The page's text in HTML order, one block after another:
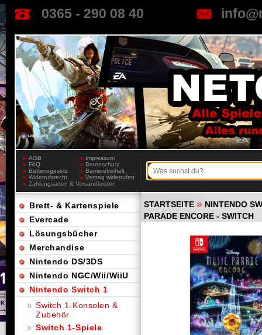
0365 - 290 08 40
AGB
Impressum
FAQ
Datenschutz
Batteriegesetz
Barrierefreiheit
Widerrufsrecht
Vertrag widerrufen
Zahlungsarten & Versandkosten
STARTSEITE » NINTENDO
PARADE ENCORE - SWITCH
Brett- & Kartenspiele
Evercade
Lösungsbücher
Merchandise
Nintendo DS/3DS
Nintendo NGC/Wii/WiiU
Nintendo Switch 1
Switch 1-Konsolen &
Zubehör
Switch 1-Spiele